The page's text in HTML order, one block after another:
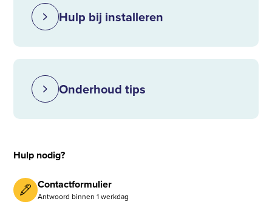
Hulp bij installeren
Onderhoud tips
Hulp nodig?
Contactformulier
Antwoord binnen 1 werkdag